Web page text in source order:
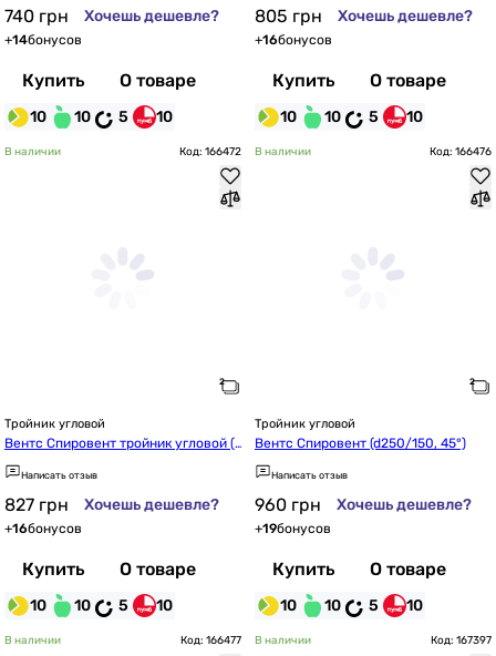
740 грн Хочешь дешевле?
+14бонусов
Купить О товаре
10 10 5 10
805 грн Хочешь дешевле?
+16бонусов
Купить О товаре
10 10 5 10
В наличии Код: 166472
Тройник угловой
Вентс Спировент тройник угловой (d
224/200, 45°)
Написать отзыв
827 грн Хочешь дешевле?
+16бонусов
Купить О товаре
10 10 5 10
В наличии Код: 166476
Тройник угловой
Вентс Спировент (d250/150, 45°)
Написать отзыв
960 грн Хочешь дешевле?
+19бонусов
Купить О товаре
10 10 5 10
В наличии Код: 166477 В наличии Код: 167397